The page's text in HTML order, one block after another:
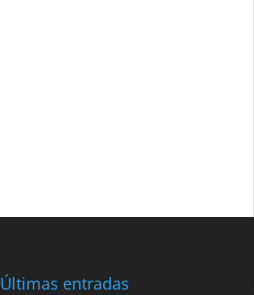
Últimas entradas